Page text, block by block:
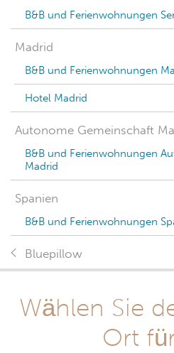
B&B und Ferienwohnungen
Madrid
B&B und Ferienwohnungen
Hotel Madrid
Autonome Gemeinschaft
B&B und Ferienwohnungen
Madrid
Spanien
B&B und Ferienwohnungen
Bluepillow
Wählen Sie
Ort